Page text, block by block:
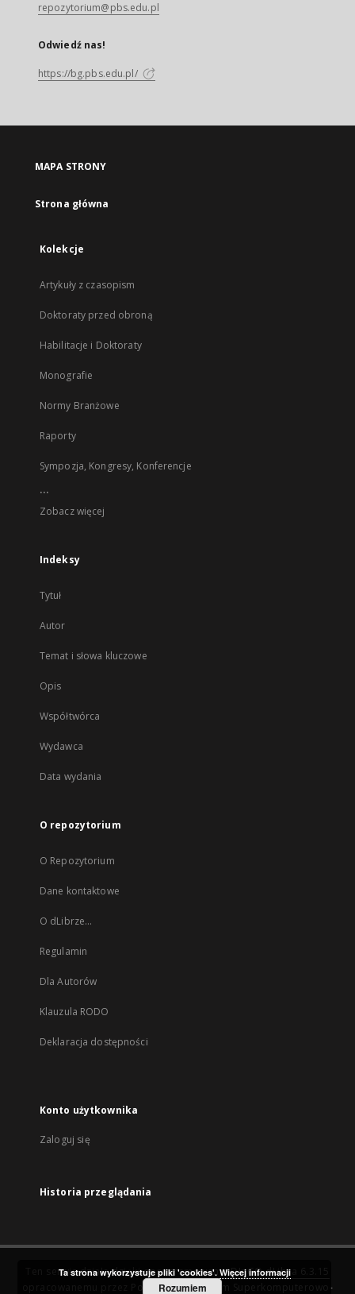
repozytorium@pbs.edu.pl
Odwiedź nas!
https://bg.pbs.edu.pl/
MAPA STRONY
Strona główna
Kolekcje
Artykuły z czasopism
Doktoraty przed obroną
Habilitacje i Doktoraty
Monografie
Normy Branżowe
Raporty
Sympozja, Kongresy, Konferencje
...
Zobacz więcej
Indeksy
Tytuł
Autor
Temat i słowa kluczowe
Opis
Współtwórca
Wydawca
Data wydania
O repozytorium
O Repozytorium
Dane kontaktowe
O dLibrze...
Regulamin
Dla Autorów
Klauzula RODO
Deklaracja dostępności
Konto użytkownika
Zaloguj się
Historia przeglądania
Ten serwis działa dzięki oprogramowaniuDInGO dLibra 6.3.15
Poznańskie Centrum Superkomputerowo-
Ta strona wykorzystuje pliki 'cookies'. Więcej informacji
Rozumiem